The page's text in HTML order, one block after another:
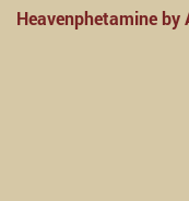
Heavenphetamine by